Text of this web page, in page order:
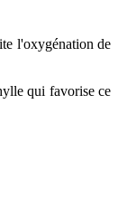
l'oxygénation de
qui favorise ce